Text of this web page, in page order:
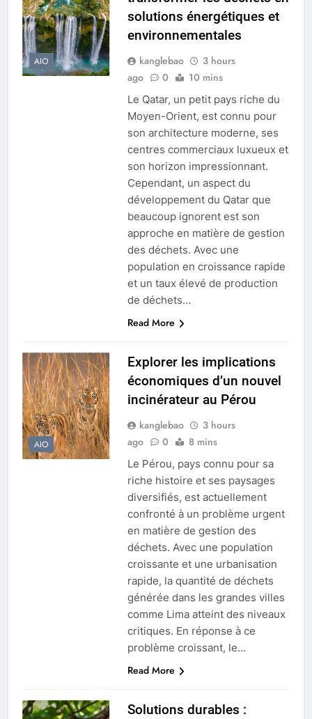
AIO
solutions énergétiques et
environnementales
kanglebao
3 hours
ago
0 10 mins
Le Qatar, un petit pays riche du
Moyen-Orient, est connu pour
son architecture moderne, ses
centres commerciaux luxueux et
son horizon impressionnant.
Cependant, un aspect du
développement du Qatar que
beaucoup ignorent est son
approche en matière de gestion
des déchets. Avec une
population en croissance rapide
et un taux élevé de production
de déchets…
Read More
AIO
Explorer les implications
économiques d’un nouvel
incinérateur au Pérou
kanglebao
3 hours
ago
0 8 mins
Le Pérou, pays connu pour sa
riche histoire et ses paysages
diversifiés, est actuellement
confronté à un problème urgent
en matière de gestion des
déchets. Avec une population
croissante et une urbanisation
rapide, la quantité de déchets
générée dans les grandes villes
comme Lima atteint des niveaux
critiques. En réponse à ce
problème croissant, le…
Read More
Solutions durables :